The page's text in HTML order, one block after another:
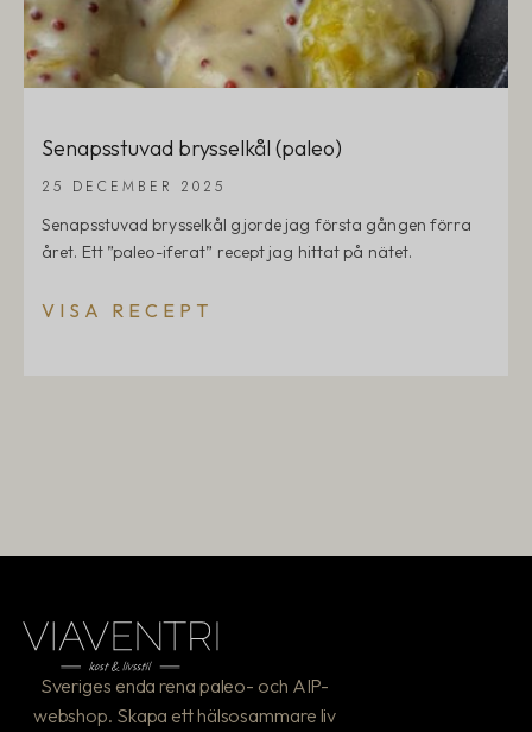
Senapsstuvad brysselkål (paleo)
25 DECEMBER 2025
Senapsstuvad brysselkål gjorde jag första gången förra
året. Ett ”paleo-iferat” recept jag hittat på nätet.
VISA RECEPT
Sveriges enda rena paleo- och AIP-
webshop. Skapa ett hälsosammare liv